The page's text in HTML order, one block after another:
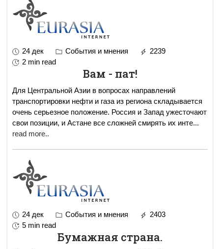
24 дек События и мнения
2239
2 min read
Вам - пат!
Для Центральной Азии в вопросах направлений
транспортировки нефти и газа из региона складывается
очень серьезное положение. Россия и Запад ужесточают
свои позиции, и Астане все сложней смирять их инте...
read more..
24 дек События и мнения
2403
5 min read
Бумажная страна.